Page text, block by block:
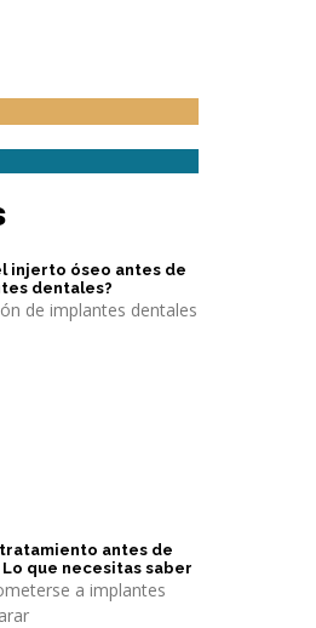
injerto óseo antes de
dentales?
de implantes dentales
antes de
que necesitas saber
a implantes